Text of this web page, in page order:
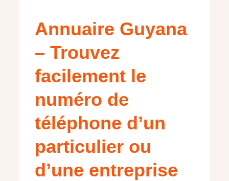
Annuaire Guyana
– Trouvez
facilement le
numéro de
téléphone d’un
particulier ou
d’une entreprise